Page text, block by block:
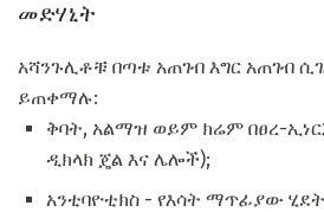
መድሃኒት
አሻንጉሊቶቹ በጣቱ አጠገብ እግር አጠገብ
ይጠቀማሉ:
ቅባት, አልማዝ ወይም ክሬም በፀረ-
ዲክላክ ጄል እና ሌሎች);
አንቲባዮቲክስ - የእሳት ማጥፊያው